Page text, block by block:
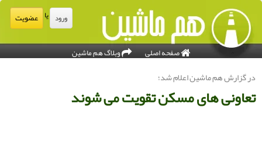
ورود عضویت
صفحه اصلی وبلاگ هم ماشین
در گزارش هم ماشین اعلام شد؛
تعاونی های مسکن تقویت می شوند